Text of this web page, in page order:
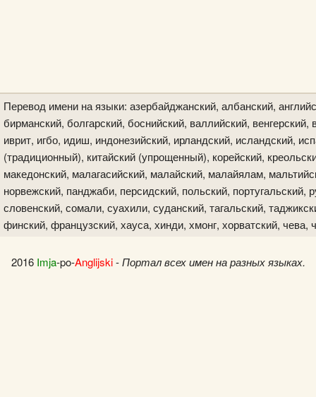
Перевод имени на языки: азербайджанский, албанский,
бирманский, болгарский, боснийский, валлийский, венгерский,
иврит, игбо, идиш, индонезийский, ирландский, исландский,
(традиционный), китайский (упрощенный), корейский,
македонский, малагасийский, малайский, малайялам,
норвежский, панджаби, персидский, польский, португальский,
словенский, сомали, суахили, суданский, тагальский,
финский, французский, хауса, хинди, хмонг, хорватский,
2016 Imja-po-Anglijski-Портал всех имен на разных языках.